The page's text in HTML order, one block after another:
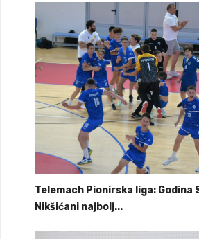
Telemach Pionirska liga: Godina
Nikšićani najbolj...